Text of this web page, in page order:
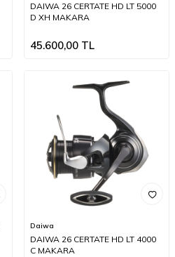
DAIWA 26 CERTATE HD LT 5000
D XH MAKARA
45.600,00 TL
Daiwa
DAIWA 26 CERTATE HD LT 4000
C MAKARA